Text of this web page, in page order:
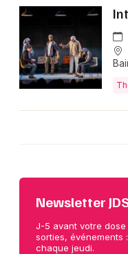
Newsletter
J-5 avant votre dose
sorties, événements
chaque jeudi.